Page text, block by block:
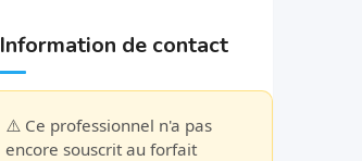
Information de contact
⚠️ Ce professionnel n'a pas
encore souscrit au forfait